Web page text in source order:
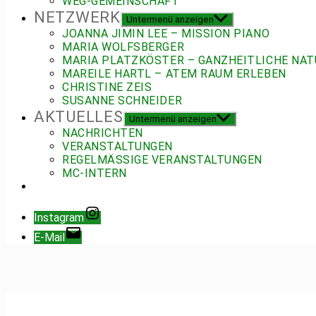
NETZWERK Untermenü anzeigen
JOANNA JIMIN LEE – MISSION PIANO
MARIA WOLFSBERGER
MARIA PLATZKÖSTER – GANZHEITLICHE
MAREILE HARTL – ATEM RAUM ERLEBEN
CHRISTINE ZEIS
SUSANNE SCHNEIDER
AKTUELLES Untermenü anzeigen
NACHRICHTEN
VERANSTALTUNGEN
REGELMÄSSIGE VERANSTALTUNGEN
MC-INTERN
Instagram
E-Mail